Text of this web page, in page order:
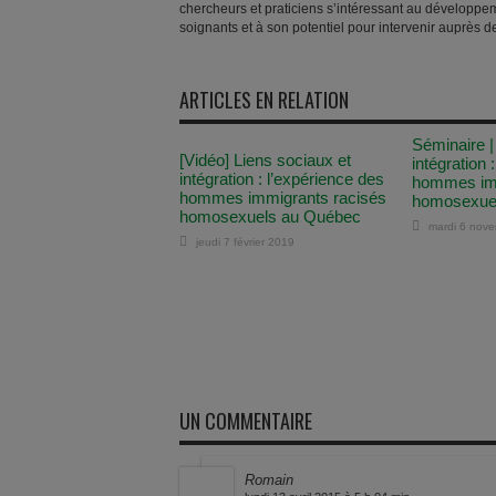
chercheurs et praticiens s’intéressant au
soignants et à son potentiel pour intervenir auprès
ARTICLES EN RELATION
[Vidéo] Liens sociaux et
intégration : l’expérience des
hommes immigrants racisés
homosexuels au Québec
jeudi 7 février 2019
Séminaire
intégration
hommes
mardi 6
UN COMMENTAIRE
Romain